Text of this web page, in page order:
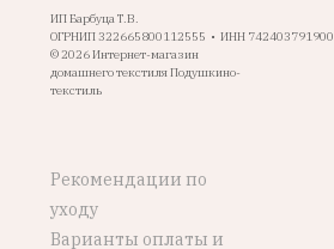
ИП Барбуца Т.В.
ОГРНИП 322665800112555 • ИНН 742403791900
© 2026 Интернет-магазин
домашнего текстиля Подушкино-
текстиль
Рекомендации по
уходу
Варианты оплаты и